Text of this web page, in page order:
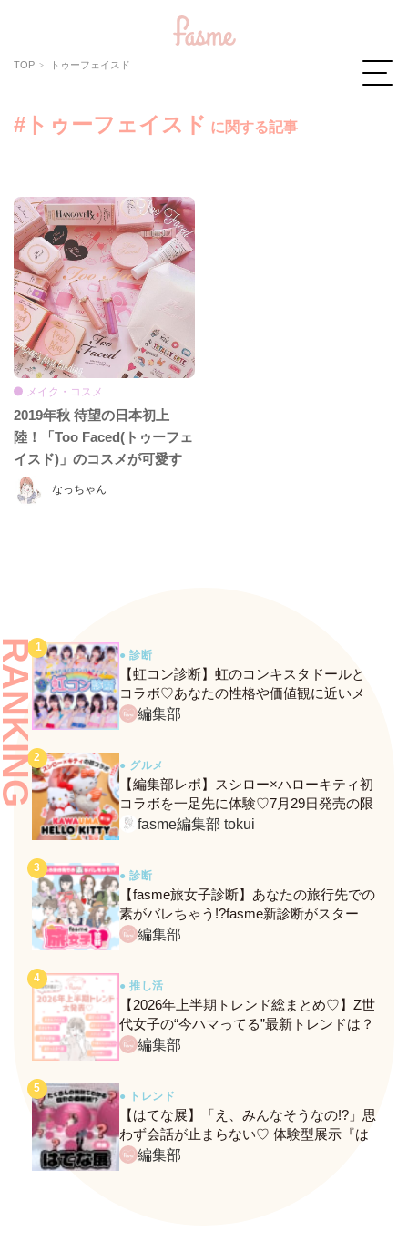
TOP トゥーフェイスド
#トゥーフェイスド に関する記事
なっちゃん
メイク・コスメ
2019年秋 待望の日本初上
陸！「Too Faced(トゥーフェ
イスド)」のコスメが可愛す
ぎるって噂♡
● 診断
【虹コン診断】虹のコンキスタドールと
コラボ♡あなたの性格や価値観に近いメ
ンバーがわかる、fasmeの新診断がスター
編集部
● グルメ
【編集部レポ】スシロー×ハローキティ初
コラボを一足先に体験♡7月29日発売の限
定メニュー＆グッズをレポ！
fasme編集部 tokui
● 診断
【fasme旅女子診断】あなたの旅行先での
素がバレちゃう!?fasme新診断がスター
ト！編集部
● 推し活
【2026年上半期トレンド総まとめ♡】Z世
代女子の“今ハマってる”最新トレンドは？
ネクストバズ予報もチェック♪
編集部
● トレンド
【はてな展】「え、みんなそうなの!?」思
わず会話が止まらない♡ 体験型展示『は
てな展』に行ってきたレポ
編集部